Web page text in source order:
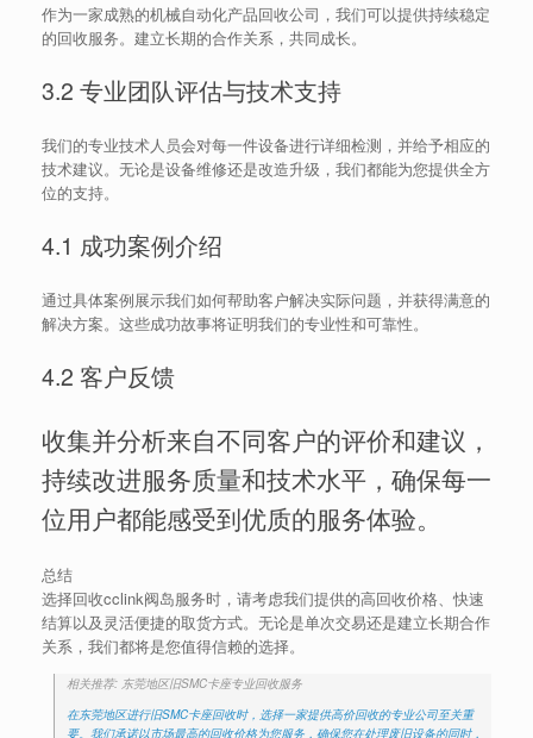
作为一家成熟的机械自动化产品回收公司，我们可以提供持续稳定
的回收服务。建立长期的合作关系，共同成长。
3.2 专业团队评估与技术支持
我们的专业技术人员会对每一件设备进行详细检测，并给予相应的
技术建议。无论是设备维修还是改造升级，我们都能为您提供全方
位的支持。
4.1 成功案例介绍
通过具体案例展示我们如何帮助客户解决实际问题，并获得满意的
解决方案。这些成功故事将证明我们的专业性和可靠性。
4.2 客户反馈
收集并分析来自不同客户的评价和建议，
持续改进服务质量和技术水平，确保每一
位用户都能感受到优质的服务体验。
总结
选择回收cclink阀岛服务时，请考虑我们提供的高回收价格、快速
结算以及灵活便捷的取货方式。无论是单次交易还是建立长期合作
关系，我们都将是您值得信赖的选择。
相关推荐: 东莞地区旧SMC卡座专业回收服务
在东莞地区进行旧SMC卡座回收时，选择一家提供高价回收的专业公司至关重
要。我们承诺以市场最高的回收价格为您服务，确保您在处理废旧设备的同时，